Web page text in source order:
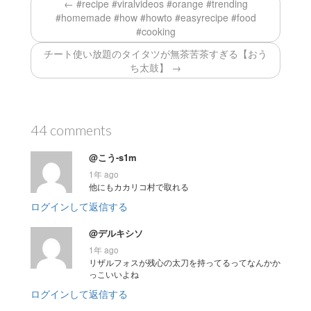
← #recipe #viralvideos #orange #trending
#homemade #how #howto #easyrecipe #food
#cooking
チート使い放題のタイタツが無茶苦茶すぎる【おう
ち太鼓】 →
44 comments
@こう-s1m
1年 ago
他にもカカリコ村で取れる
ログインして返信する
@デルキシソ
1年 ago
リザルフォスが残心の太刀を持ってるってなんかか
っこいいよね
ログインして返信する